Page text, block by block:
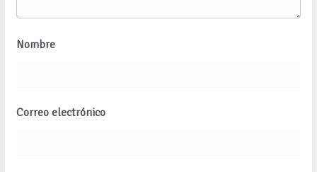
Nombre
Correo electrónico